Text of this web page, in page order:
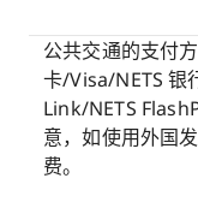
公共交通的支付
卡/Visa/NETS 银
Link/NETS
意，如使用外国
费。